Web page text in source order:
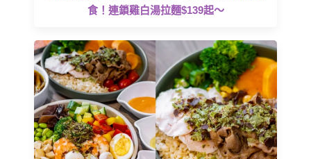
食！連鎖雞白湯拉麵$139起～